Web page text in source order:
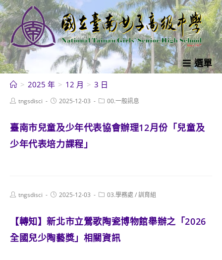
跳
轉
至
主
要
內
選單
> 2025 年 > 12 月 > 3 日
Posttngsdisci
Post2025-12-03
Post00.一般訊息
臺南市兒童及少年代表協會辦理12月份「兒童及
少年代表培力課程」
Posttngsdisci
Post2025-12-03
Post03.學務處 /訓育組
【轉知】新北市立鶯歌陶瓷博物館舉辦之「2026
全國兒少陶藝獎」相關資訊